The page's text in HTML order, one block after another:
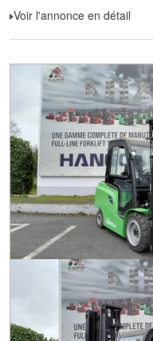
Voir l'annonce en détail